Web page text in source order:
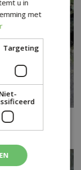
'Nymph'
u in
met
Targeting